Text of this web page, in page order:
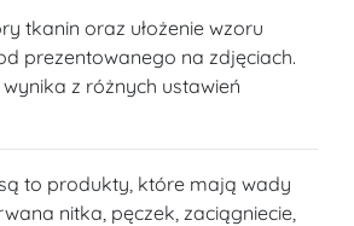
tkanin oraz ułożenie wzoru
prezentowanego na zdjęciach.
z różnych ustawień
to produkty, które mają wady
nitka, pęczek, zaciągniecie,